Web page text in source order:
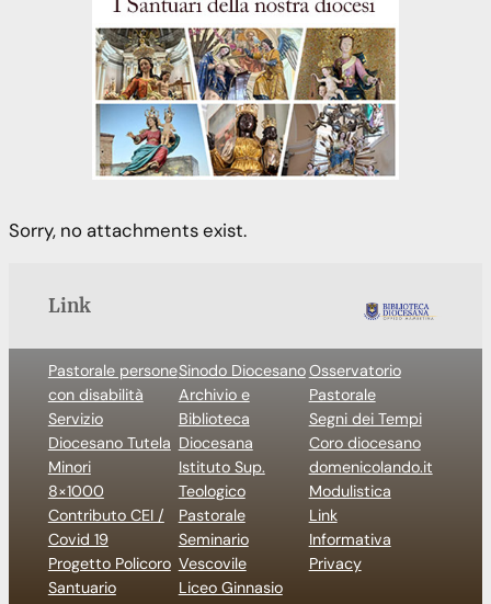
Sorry, no attachments exist.
Link
Pastorale persone
con disabilità
Servizio
Diocesano Tutela
Minori
8×1000
Contributo CEI /
Covid 19
Progetto Policoro
Santuario
Sinodo Diocesano
Archivio e
Biblioteca
Diocesana
Istituto Sup.
Teologico
Pastorale
Seminario
Vescovile
Liceo Ginnasio
Osservatorio
Pastorale
Segni dei Tempi
Coro diocesano
domenicolando.it
Modulistica
Link
Informativa
Privacy